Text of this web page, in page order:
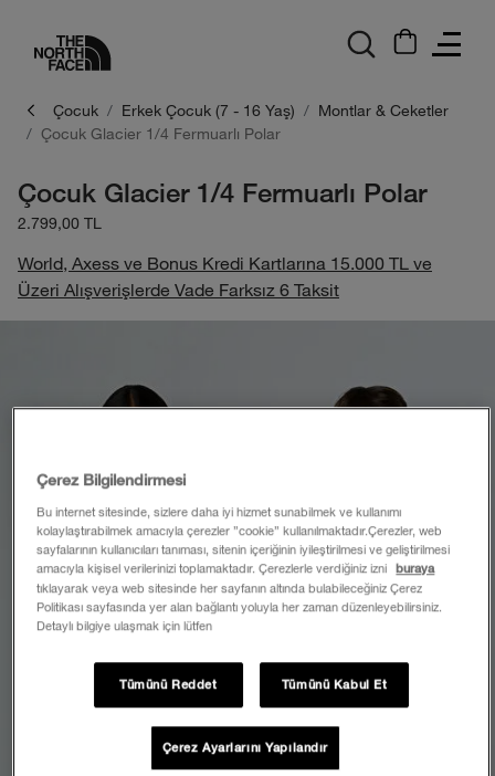
Çocuk Erkek Çocuk (7 - 16 Yaş)
Montlar & Ceketler
Çocuk Glacier 1/4 Fermuarlı Polar
Çocuk Glacier 1/4 Fermuarlı Polar
2.799,00 TL
World, Axess ve Bonus Kredi Kartlarına 15.000 TL ve
Üzeri Alışverişlerde Vade Farksız 6 Taksit
Çerez Bilgilendirmesi
Bu internet sitesinde, sizlere daha iyi hizmet sunabilmek ve kullanımı
kolaylaştırabilmek amacıyla çerezler ”cookie” kullanılmaktadır.Çerezler, web
sayfalarının kullanıcıları tanıması, sitenin içeriğinin iyileştirilmesi ve geliştirilmesi
amacıyla kişisel verilerinizi toplamaktadır. Çerezlerle verdiğiniz izni
buraya
tıklayarak veya web sitesinde her sayfanın altında bulabileceğiniz Çerez
Politikası sayfasında yer alan bağlantı yoluyla her zaman düzenleyebilirsiniz.
Detaylı bilgiye ulaşmak için lütfen
Tümünü Reddet Tümünü Kabul Et
Çerez Ayarlarını Yapılandır